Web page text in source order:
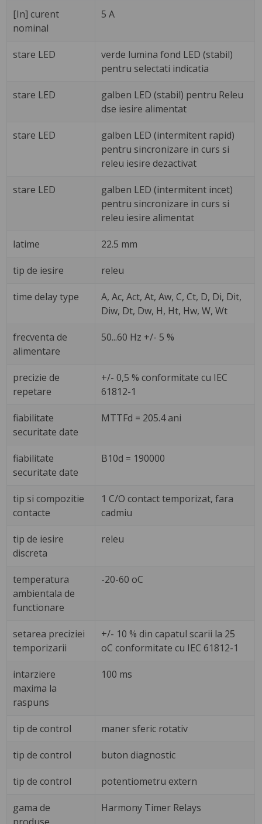
[In] curent
nominal
5 A
stare LED
verde lumina fond LED (stabil)
pentru selectati indicatia
stare LED
galben LED (stabil) pentru Releu
dse iesire alimentat
stare LED
galben LED (intermitent rapid)
pentru sincronizare in curs si
releu iesire dezactivat
stare LED
galben LED (intermitent incet)
pentru sincronizare in curs si
releu iesire alimentat
latime 22.5 mm
tip de iesire releu
time delay type
A, Ac, Act, At, Aw, C, Ct, D, Di, Dit,
Diw, Dt, Dw, H, Ht, Hw, W, Wt
frecventa de
alimentare
50...60 Hz +/- 5 %
precizie de
repetare
+/- 0,5 % conformitate cu IEC
61812-1
fiabilitate
securitate date
MTTFd = 205.4 ani
fiabilitate
securitate date
B10d = 190000
tip si compozitie
contacte
1 C/O contact temporizat, fara
cadmiu
tip de iesire
discreta
releu
temperatura
ambientala de
functionare
-20-60 oC
setarea preciziei
temporizarii
+/- 10 % din capatul scarii la 25
oC conformitate cu IEC 61812-1
intarziere
maxima la
raspuns
100 ms
tip de control maner sferic rotativ
tip de control buton diagnostic
tip de control potentiometru extern
gama de
Harmony Timer Relays